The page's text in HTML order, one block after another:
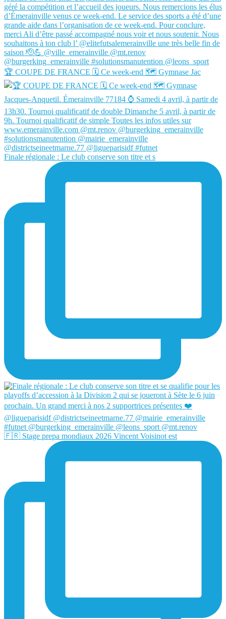
🏆 COUPE DE FRANCE 🗓️ Ce week-end 🗺️ Gymnase Jac
Finale régionale : Le club conserve son titre et s
🇫🇷 Stage prepa mondiaux 2026 Vincent Voisinot est